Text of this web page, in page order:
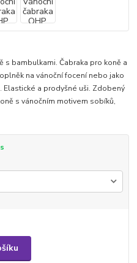
s bambulkami. Čabraka pro koně a
na vánoční focení nebo jako
a prodyšné uši. Zdobený
s vánočním motivem sobíků,